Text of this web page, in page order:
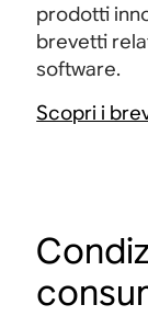
prodotti
brevetti
software.
Scopri i